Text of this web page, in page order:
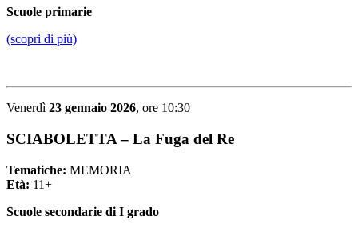
Scuole primarie
(scopri di più)
Venerdì 23 gennaio 2026, ore 10:30
SCIABOLETTA – La Fuga del Re
Tematiche: MEMORIA
Età: 11+
Scuole secondarie di I grado